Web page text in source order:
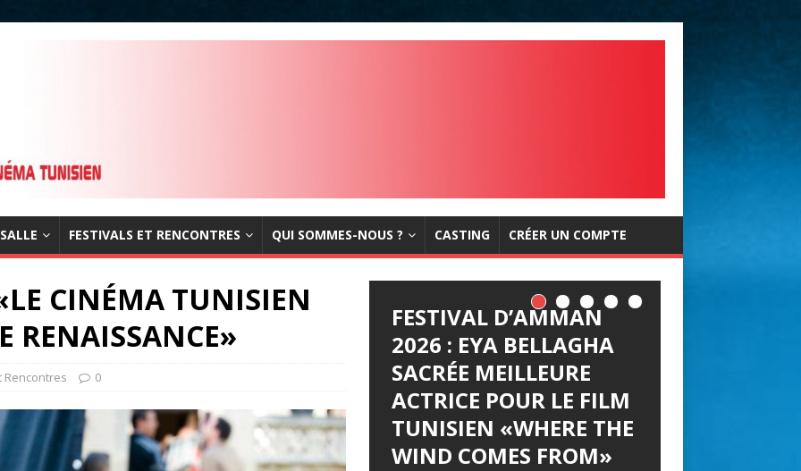
FESTIVALS ET RENCONTRES QUI SOMMES-NOUS ? CASTING CRÉER UN COMPTE
CINÉMA TUNISIEN
RENAISSANCE»
Rencontres 0
FESTIVAL D’AMMAN
2026 : EYA BELLAGHA
SACRÉE MEILLEURE
ACTRICE POUR LE FILM
TUNISIEN «WHERE THE
WIND COMES FROM»